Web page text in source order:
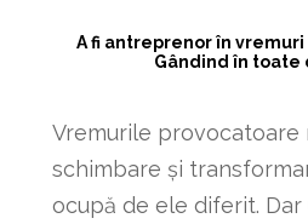
A fi antreprenor în
Gândind în toate
Vremurile provocatoare
schimbare și
ocupă de ele diferit.